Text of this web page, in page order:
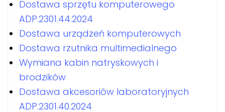
Dostawa sprzętu komputerowego
ADP.2301.44.2024
Dostawa urządzeń komputerowych
Dostawa rzutnika multimedialnego
Wymiana kabin natryskowych i
brodzików
Dostawa akcesoriów laboratoryjnych
ADP.2301.40.2024